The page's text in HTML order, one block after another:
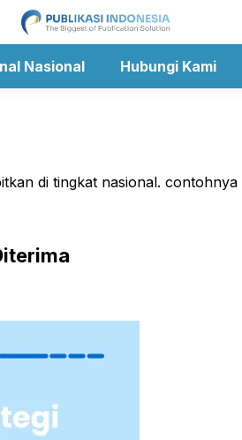
Nasional Hubungi Kami
di tingkat nasional. contohnya